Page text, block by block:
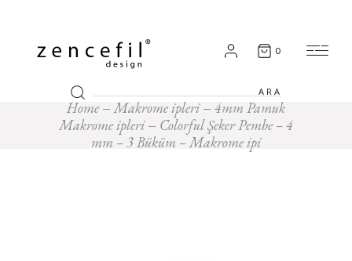
0
Search
for:
Home Makrome ipleri
4mm Pamuk
Makrome ipleri
Colorful Şeker Pembe – 4
mm – 3 Büküm – Makrome ipi